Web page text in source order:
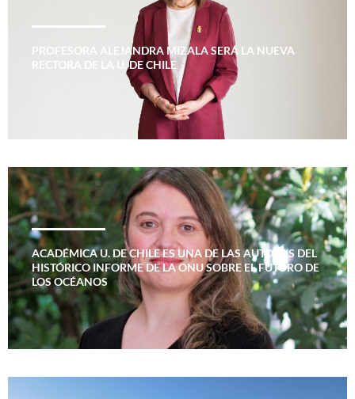
PROFESORA ALEJANDRA MIZALA SERÁ LA NUEVA
RECTORA DE LA U. DE CHILE
ACADÉMICA U. DE CHILE ES UNA DE LAS AUTORAS DEL
HISTÓRICO INFORME DE LA ONU SOBRE EL FUTURO DE
LOS OCÉANOS